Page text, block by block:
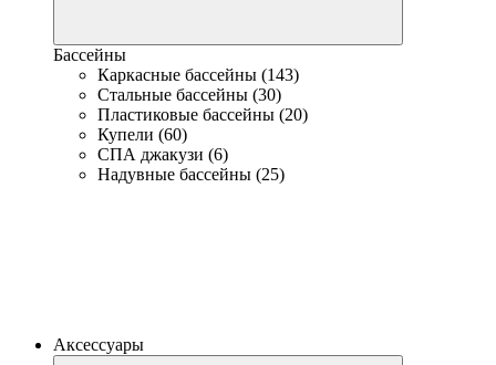
Бассейны
Каркасные бассейны (143)
Стальные бассейны (30)
Пластиковые бассейны (20)
Купели (60)
СПА джакузи (6)
Надувные бассейны (25)
Аксессуары